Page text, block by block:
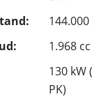
1.968 cc
130 kW
PK)